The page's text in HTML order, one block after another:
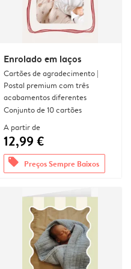
Enrolado em laços
Cartões de agradecimento |
Postal premium com três
acabamentos diferentes
Conjunto de 10 cartões
A partir de
12,99 €
offers Preços Sempre Baixos